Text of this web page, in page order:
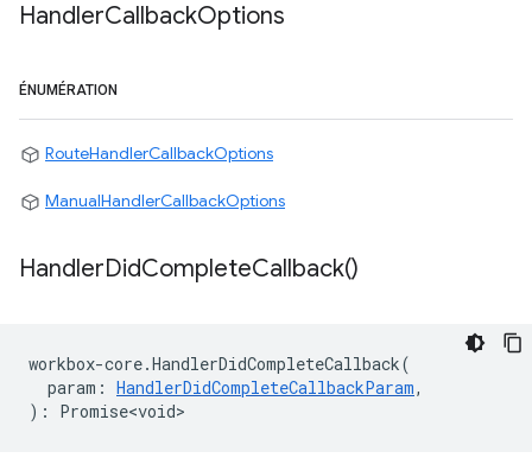
HandlerCallbackOptions
ÉNUMÉRATION
RouteHandlerCallbackOptions
ManualHandlerCallbackOptions
HandlerDidCompleteCallback()
workbox-core.HandlerDidCompleteCallback(
param : HandlerDidCompleteCallbackParam,
) : Promise<void>